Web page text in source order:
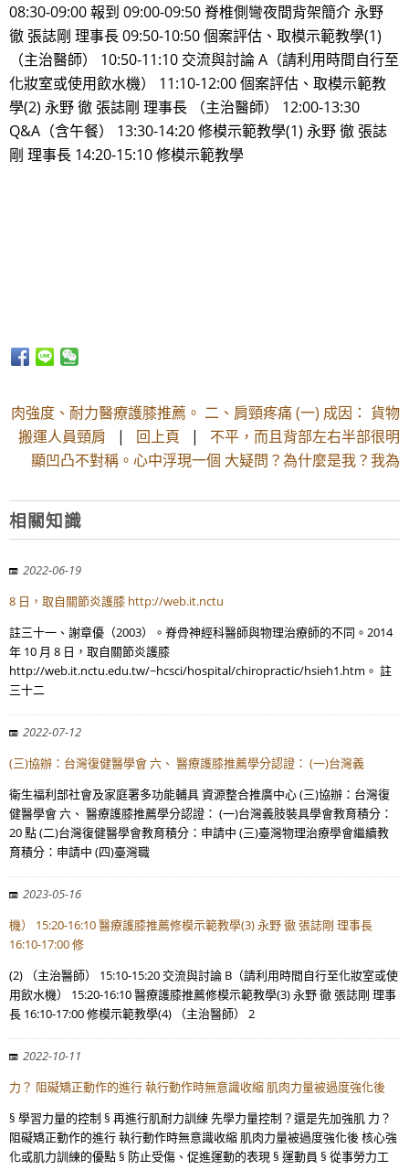
08:30-09:00 報到 09:00-09:50 脊椎側彎夜間背架簡介 永野
徹 張誌剛 理事長 09:50-10:50 個案評估、取模示範教學(1)
（主治醫師） 10:50-11:10 交流與討論 A（請利用時間自行至
化妝室或使用飲水機） 11:10-12:00 個案評估、取模示範教
學(2) 永野 徹 張誌剛 理事長 （主治醫師） 12:00-13:30
Q&A（含午餐） 13:30-14:20 修模示範教學(1) 永野 徹 張誌
剛 理事長 14:20-15:10 修模示範教學
肉強度、耐力醫療護膝推薦。 二、肩頸疼痛 (一) 成因： 貨物
搬運人員頸肩 | 回上頁 | 不平，而且背部左右半部很明
顯凹凸不對稱。心中浮現一個 大疑問？為什麼是我？我為
相關知識
2022-06-19
8 日，取自關節炎護膝 http://web.it.nctu
註三十一、謝章優（2003）。脊骨神經科醫師與物理治療師的不同。2014
年 10 月 8 日，取自關節炎護膝
http://web.it.nctu.edu.tw/~hcsci/hospital/chiropractic/hsieh1.htm。 註
三十二
2022-07-12
(三)協辦：台灣復健醫學會 六、 醫療護膝推薦學分認證： (一)台灣義
衛生福利部社會及家庭署多功能輔具 資源整合推廣中心 (三)協辦：台灣復
健醫學會 六、 醫療護膝推薦學分認證： (一)台灣義肢裝具學會教育積分：
20 點 (二)台灣復健醫學會教育積分：申請中 (三)臺灣物理治療學會繼續教
育積分：申請中 (四)臺灣職
2023-05-16
機） 15:20-16:10 醫療護膝推薦修模示範教學(3) 永野 徹 張誌剛 理事長
16:10-17:00 修
(2) （主治醫師） 15:10-15:20 交流與討論 B（請利用時間自行至化妝室或使
用飲水機） 15:20-16:10 醫療護膝推薦修模示範教學(3) 永野 徹 張誌剛 理事
長 16:10-17:00 修模示範教學(4) （主治醫師） 2
2022-10-11
力？ 阻礙矯正動作的進行 執行動作時無意識收縮 肌肉力量被過度強化後
§ 學習力量的控制 § 再進行肌耐力訓練 先學力量控制？還是先加強肌 力？
阻礙矯正動作的進行 執行動作時無意識收縮 肌肉力量被過度強化後 核心強
化或肌力訓練的優點 § 防止受傷、促進運動的表現 § 運動員 § 從事勞力工